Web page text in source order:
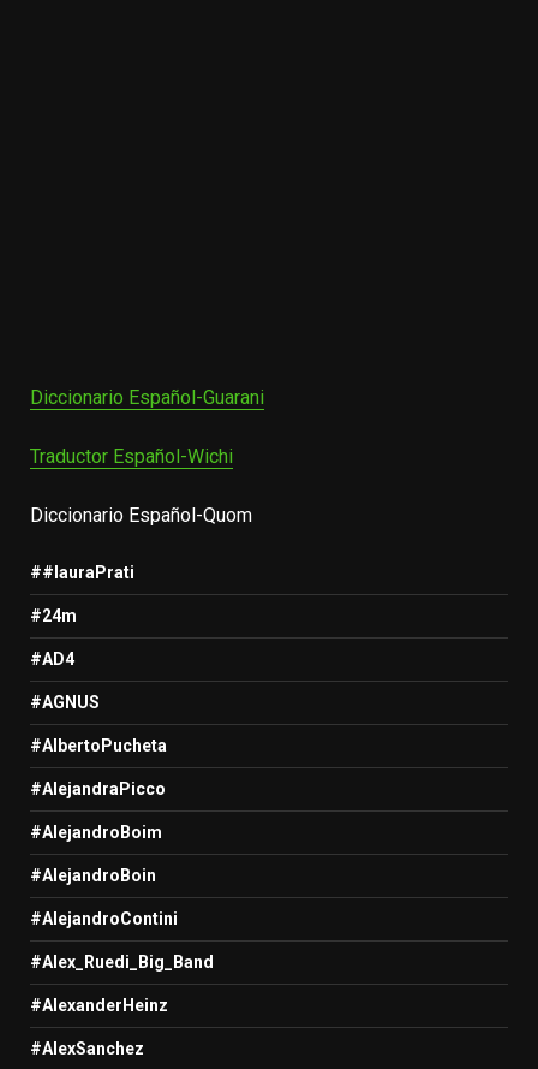
Diccionario Español-Guarani
Traductor Español-Wichi
Diccionario Español-Quom
##lauraPrati
#24m
#AD4
#AGNUS
#AlbertoPucheta
#AlejandraPicco
#AlejandroBoim
#AlejandroBoin
#AlejandroContini
#Alex_Ruedi_Big_Band
#AlexanderHeinz
#AlexSanchez